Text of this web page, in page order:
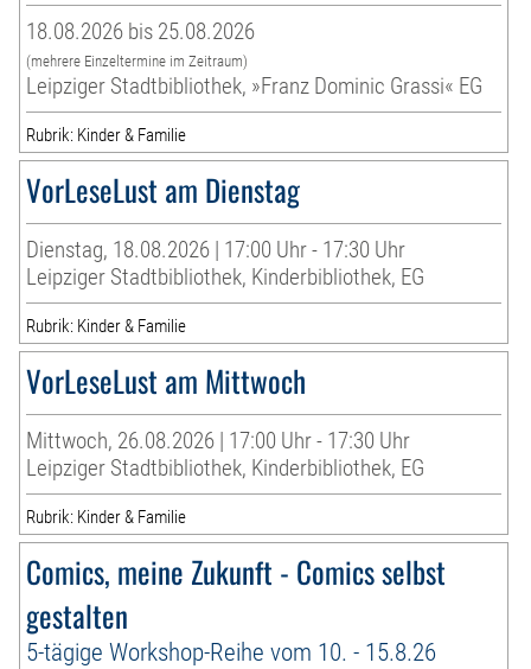
18.08.2026 bis 25.08.2026
(mehrere Einzeltermine im Zeitraum)
Leipziger Stadtbibliothek, »Franz Dominic Grassi« EG
Rubrik: Kinder & Familie
VorLeseLust am Dienstag
Dienstag, 18.08.2026 | 17:00 Uhr - 17:30 Uhr
Leipziger Stadtbibliothek, Kinderbibliothek, EG
Rubrik: Kinder & Familie
VorLeseLust am Mittwoch
Mittwoch, 26.08.2026 | 17:00 Uhr - 17:30 Uhr
Leipziger Stadtbibliothek, Kinderbibliothek, EG
Rubrik: Kinder & Familie
Comics, meine Zukunft - Comics selbst
gestalten
5-tägige Workshop-Reihe vom 10. - 15.8.26